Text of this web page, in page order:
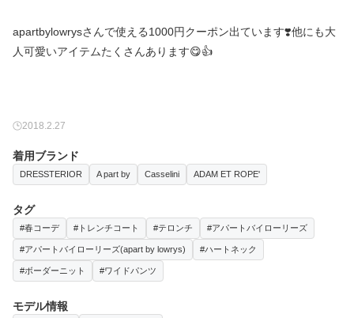
apartbylowrysさんで使える1000円クーポン出ています❣️他にも大
人可愛いアイテムたくさんあります😋👍
2018.2.27
着用ブランド
DRESSTERIOR A part by Casselini ADAM ET ROPE'
タグ
#春コーデ #トレンチコート #テロンチ #アパートバイローリーズ
#アパートバイローリーズ(apart by lowrys) #ハートネック
#ボーダーニット #ワイドパンツ
モデル情報